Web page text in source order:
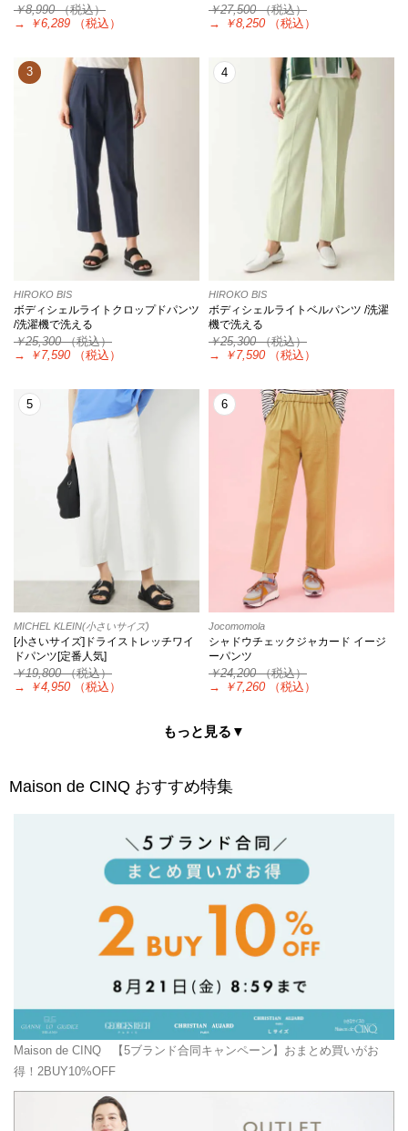
￥8,990（税込）
→
￥6,289 （税込）
￥27,500（税込）
→
￥8,250 （税込）
3
HIROKO BIS
ボディシェルライトクロップドパンツ
/洗濯機で洗える
￥25,300（税込）
→
￥7,590 （税込）
4
HIROKO BIS
ボディシェルライトベルパンツ /洗濯
機で洗える
￥25,300（税込）
→
￥7,590 （税込）
5
MICHEL KLEIN(小さいサイズ)
[小さいサイズ]ドライストレッチワイ
ドパンツ[定番人気]
￥19,800（税込）
→
￥4,950 （税込）
6
Jocomomola
シャドウチェックジャカード イージ
ーパンツ
￥24,200（税込）
→
￥7,260 （税込）
もっと見る▼
Maison de CINQ おすすめ特集
Maison de CINQ 【5ブランド合同キャンペーン】おまとめ買いがお
得！2BUY10%OFF